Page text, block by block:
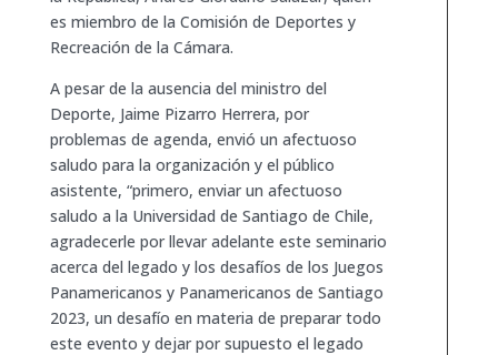
es miembro de la Comisión de Deportes y
Recreación de la Cámara.
A pesar de la ausencia del ministro del
Deporte, Jaime Pizarro Herrera, por
problemas de agenda, envió un afectuoso
saludo para la organización y el público
asistente, “primero, enviar un afectuoso
saludo a la Universidad de Santiago de Chile,
agradecerle por llevar adelante este seminario
acerca del legado y los desafíos de los Juegos
Panamericanos y Panamericanos de Santiago
2023, un desafío en materia de preparar todo
este evento y dejar por supuesto el legado